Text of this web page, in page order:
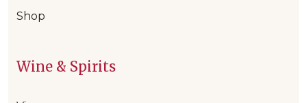
Shop
Wine & Spirits